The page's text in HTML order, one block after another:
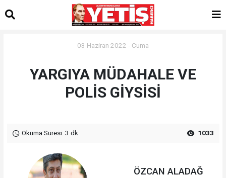
03 Haziran 2022 - Cuma
YARGIYA MÜDAHALE VE
POLİS GİYSİSİ
Okuma Süresi: 3 dk. 1033
ÖZCAN ALADAĞ